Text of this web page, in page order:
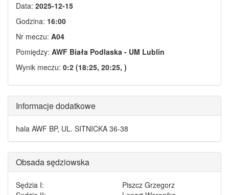
Data: 2025-12-15
Godzina: 16:00
Nr meczu: A04
Pomiędzy: AWF Biała Podlaska - UM Lublin
Wynik meczu: 0:2 (18:25, 20:25, )
Informacje dodatkowe
hala AWF BP, UL. SITNICKA 36-38
Obsada sędziowska
Sędzia I:
Piszcz Grzegorz